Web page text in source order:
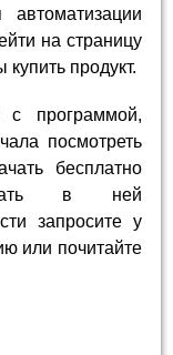
на страницу
продукт.
с программой,
посмотреть
бесплатно
в ней
запросите у
или почитайте